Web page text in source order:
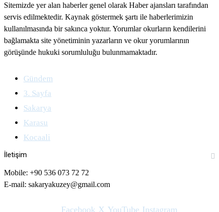
Sitemizde yer alan haberler genel olarak Haber ajansları tarafından
servis edilmektedir. Kaynak göstermek şartı ile haberlerimizin
kullanılmasında bir sakınca yoktur. Yorumlar okurların kendilerini
bağlamakta site yönetiminin yazarların ve okur yorumlarının
görüşünde hukuki sorumluluğu bulunmamaktadır.
Gündem
3. Sayfa
Sakarya
Karasu
Kocaali
İletişim
Mobile: +90 536 073 72 72
E-mail: sakaryakuzey@gmail.com
Facebook X YouTube Instagram